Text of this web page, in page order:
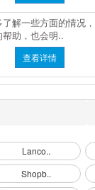
了解一些方面的情况
帮助，也会明..
查看详情
Lanco..
Shopb..